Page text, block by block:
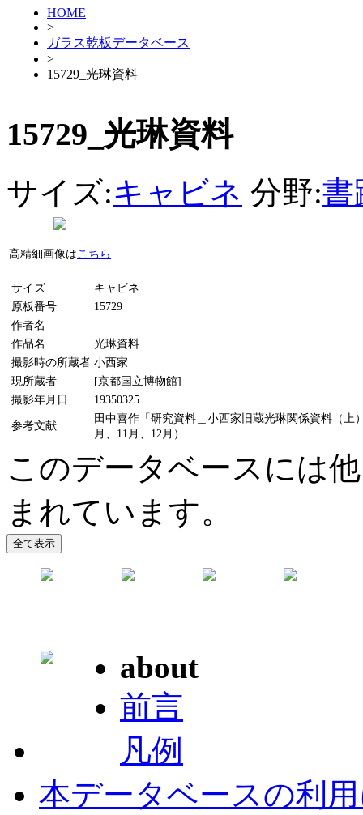
HOME
>
ガラス乾板データベース
>
15729_光琳資料
15729_光琳資料
サイズ:キャビネ 分野:書
高精細画像はこちら
サイズ
キャビネ
原板番号
15729
作者名
作品名
光琳資料
撮影時の所蔵者 小西家
現所蔵者
[京都国立博物館]
撮影年月日
19350325
参考文献
田中喜作「研究資料＿小西家旧蔵光琳関係資料（上
月、11月、12月）
このデータベースには
まれています。
about
前言
凡例
本データベースの利